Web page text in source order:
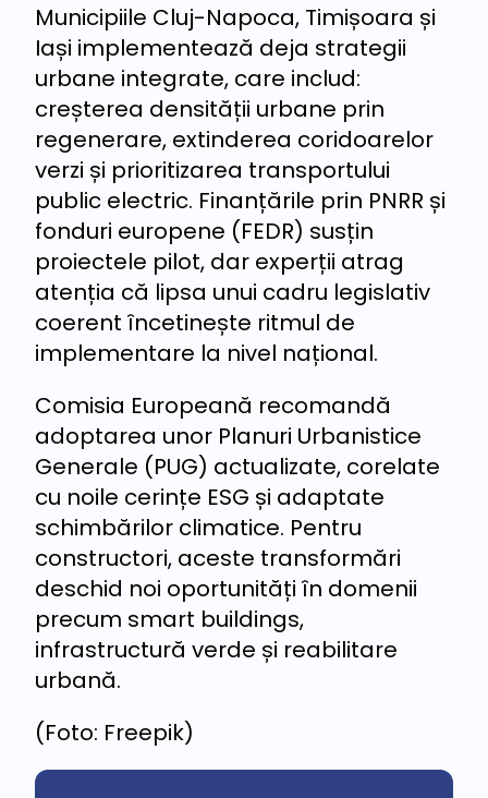
Municipiile Cluj-Napoca, Timișoara și
Iași implementează deja strategii
urbane integrate, care includ:
creșterea densității urbane prin
regenerare, extinderea coridoarelor
verzi și prioritizarea transportului
public electric. Finanțările prin PNRR și
fonduri europene (FEDR) susțin
proiectele pilot, dar experții atrag
atenția că lipsa unui cadru legislativ
coerent încetinește ritmul de
implementare la nivel național.
Comisia Europeană recomandă
adoptarea unor Planuri Urbanistice
Generale (PUG) actualizate, corelate
cu noile cerințe ESG și adaptate
schimbărilor climatice. Pentru
constructori, aceste transformări
deschid noi oportunități în domenii
precum smart buildings,
infrastructură verde și reabilitare
urbană.
(Foto: Freepik)